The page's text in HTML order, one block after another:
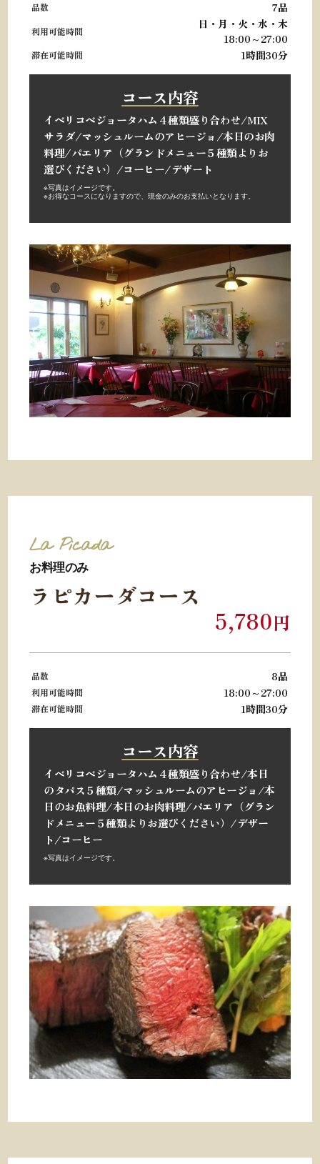
品数 7品
利用可能時間
日・月・火・水・木
18:00～27:00
滞在可能時間 1時間30分
コース内容
イベリコベジョータハム４種類盛り合わせ/MIX
サラダ/マッシュルームのアヒージョ/本日のお肉
料理/パエリア（グランドメニュー５種類よりお
選びください）/コーヒー/デザート
※写真はイメージです。
※お得なコースになりますので、現金のみのお支払いとなります。
La Picada
お料理のみ
ラピカーダコース
5,780円
品数 8品
利用可能時間 18:00～27:00
滞在可能時間 1時間30分
コース内容
イベリコベジョータハム４種類盛り合わせ/本日
のタパス５種類/マッシュルームのアヒージョ/本
日のお魚料理/本日のお肉料理/パエリア（グラン
ドメニュー５種類よりお選びください）/デザー
ト/コーヒー
※写真はイメージです。